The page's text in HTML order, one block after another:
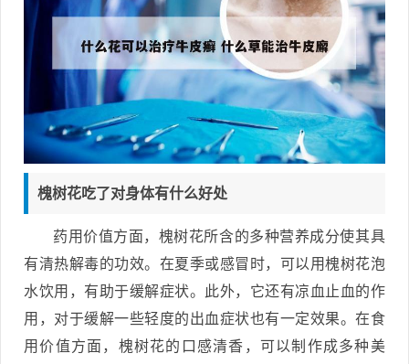
槐树花吃了对身体有什么好处
药用价值方面，槐树花所含的多种营养成分使其具
有清热解毒的功效。在夏季或感冒时，可以用槐树花泡
水饮用，有助于缓解症状。此外，它还有凉血止血的作
用，对于缓解一些轻度的出血症状也有一定效果。在食
用价值方面，槐树花的口感清香，可以制作成多种美